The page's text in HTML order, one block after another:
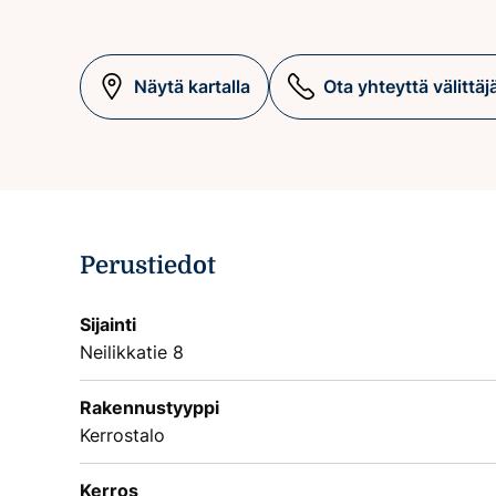
Näytä kartalla Ota yhteyttä
Perustiedot
Sijainti
Neilikkatie 8
Rakennustyyppi
Kerrostalo
Kerros